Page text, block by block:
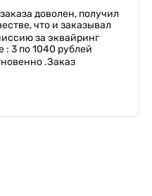
доволен, получил
что и заказывал
за эквайринг
: 3 по 1040 рублей
.Заказ